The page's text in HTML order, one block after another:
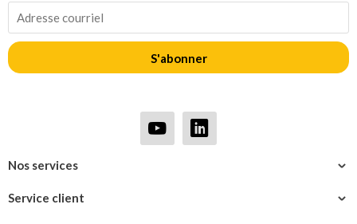
Service client
Nos services
S'abonner